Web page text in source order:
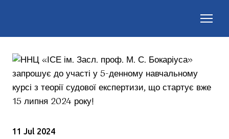
11 Jul 2024